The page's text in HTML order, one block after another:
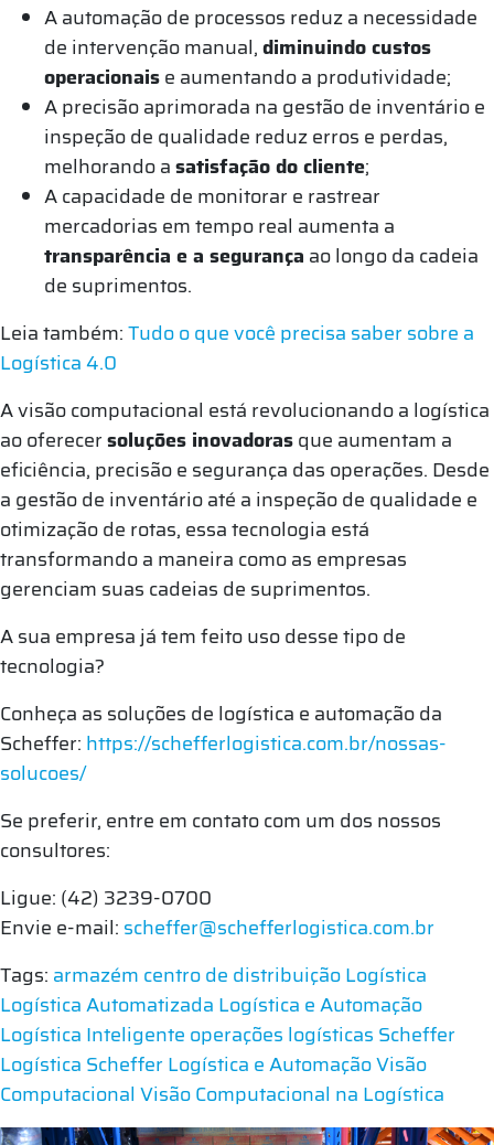
A automação de processos reduz a necessidade
de intervenção manual,diminuindo custos
operacionaise aumentando a produtividade;
A precisão aprimorada na gestão de inventário e
inspeção de qualidade reduz erros e perdas,
melhorando asatisfação do cliente;
A capacidade de monitorar e rastrear
mercadorias em tempo real aumenta a
transparência e a segurança ao longo da cadeia
de suprimentos.
Leia também:Tudo o que você precisa saber sobre a
Logística 4.0
A visão computacional está revolucionando a logística
ao oferecersoluções inovadorasque aumentam a
eficiência, precisão e segurança das operações. Desde
a gestão de inventário até a inspeção de qualidade e
otimização de rotas, essa tecnologia está
transformando a maneira como as empresas
gerenciam suas cadeias de suprimentos.
A sua empresa já tem feito uso desse tipo de
tecnologia?
Conheça as soluções de logística e automação da
Scheffer: https://schefferlogistica.com.br/nossas-
solucoes/
Se preferir, entre em contato com um dos nossos
consultores:
Ligue: (42) 3239-0700
Envie e-mail: scheffer@schefferlogistica.com.br
Tags: armazém centro de distribuiçãoLogística
Logística Automatizada Logística e Automação
Logística Inteligente operações logísticas Scheffer
Logística Scheffer Logística e AutomaçãoVisão
Computacional Visão Computacional na Logística